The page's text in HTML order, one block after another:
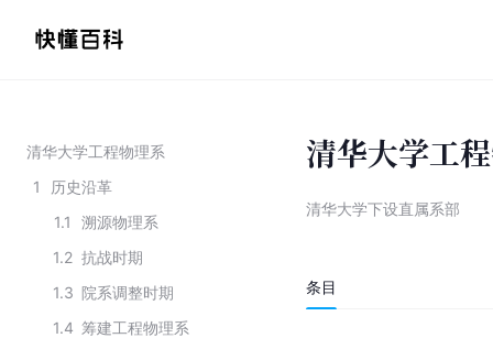
清华大学工程物理系
1
历史沿革
1.1
溯源物理系
1.2 抗战时期
1.3 院系调整时期
1.4 筹建工程物理系
清华大学工
清华大学下设直属系部
条目